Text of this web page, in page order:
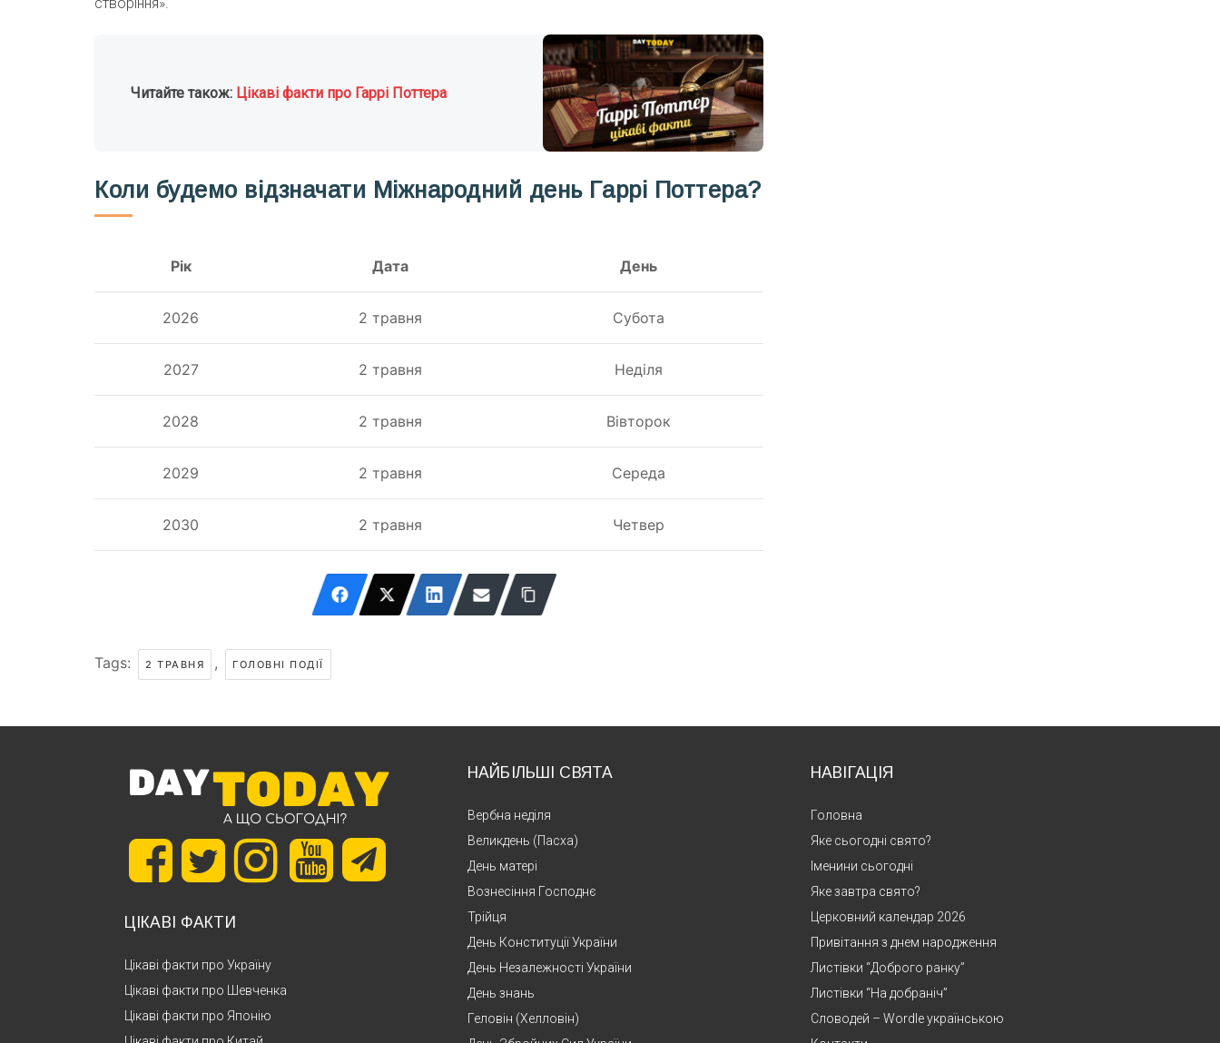
створіння».
Читайте також: Цікаві факти про Гаррі Поттера
Коли будемо відзначати Міжнародний день Гаррі Поттера?
Рік Дата День
2026 2 травня Субота
2027 2 травня Неділя
2028 2 травня Вівторок
2029 2 травня Середа
2030 2 травня Четвер
Tags: 2 ТРАВНЯ , ГОЛОВНІ ПОДІЇ
ЦІКАВІ ФАКТИ
Цікаві факти про Україну
Цікаві факти про Шевченка
Цікаві факти про Японію
НАЙБІЛЬШІ СВЯТА
Вербна неділя
Великдень (Пасха)
День матері
Вознесіння Господнє
Трійця
День Конституції України
День Незалежності України
День знань
Геловін (Хелловін)
НАВІГАЦІЯ
Головна
Яке сьогодні свято?
Іменини сьогодні
Яке завтра свято?
Церковний календар 2026
Привітання з днем народження
Листівки “Доброго ранку”
Листівки “На добраніч”
Словодей – Wordle українською